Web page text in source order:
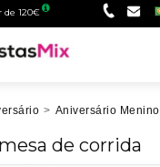
de 120€
> Aniversário Menino
de corrida